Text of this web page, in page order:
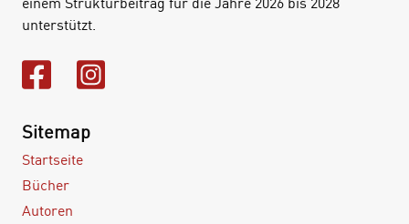
unterstützt.
Sitemap
Startseite
Bücher
Autoren